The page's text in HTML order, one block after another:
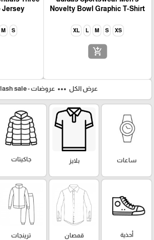
Novelty Bowl Graphic T-Shirt
XS
S
M
L
XL
add_shopping_cart
Jersey
S
M
عرض الكل more_horiz عروضات - flash sale
ساعات بلايز
جاكيتات
أحذية قمصان ترينجات